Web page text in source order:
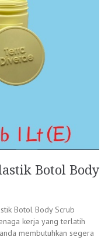
Botol Body
Botol Body Scrub
kerja yang terlatih
membutuhkan segera